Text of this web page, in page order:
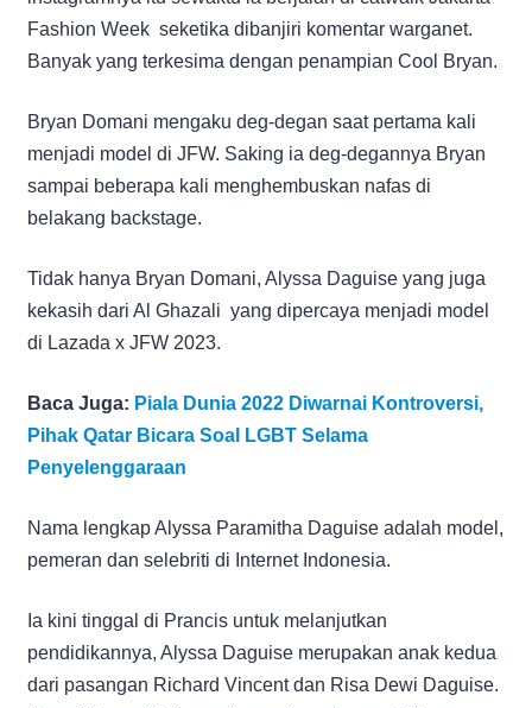
Fashion Week seketika dibanjiri komentar warganet.
Banyak yang terkesima dengan penampian Cool Bryan.
Bryan Domani mengaku deg-degan saat pertama kali
menjadi model di JFW. Saking ia deg-degannya Bryan
sampai beberapa kali menghembuskan nafas di
belakang backstage.
Tidak hanya Bryan Domani, Alyssa Daguise yang juga
kekasih dari Al Ghazali yang dipercaya menjadi model
di Lazada x JFW 2023.
Baca Juga: Piala Dunia 2022 Diwarnai Kontroversi,
Pihak Qatar Bicara Soal LGBT Selama
Penyelenggaraan
Nama lengkap Alyssa Paramitha Daguise adalah model,
pemeran dan selebriti di Internet Indonesia.
Ia kini tinggal di Prancis untuk melanjutkan
pendidikannya, Alyssa Daguise merupakan anak kedua
dari pasangan Richard Vincent dan Risa Dewi Daguise.